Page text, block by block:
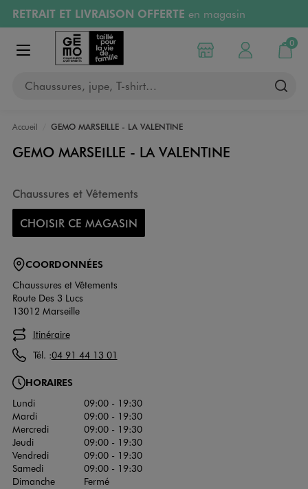
Aller au contenu principal
Aller à la navigation
RETRAIT ET LIVRAISON OFFERTE en magasin
Retours OFFERTSpendant 30 jours
PAYEZ EN 3x SANS FRAIS
RÉSERVATION GRATUITE
Afficher le menu
Chaussures, jupe, T-shirt…
Choisir mon magasin
Mon compte
0
Mon
Accueil GEMO MARSEILLE - LA VALENTINE
GEMO MARSEILLE - LA VALENTINE
Chaussures et Vêtements
CHOISIR CE MAGASIN
COORDONNÉES
Chaussures et Vêtements
Route Des 3 Lucs
13012 Marseille
Itinéraire
Tél. :04 91 44 13 01
HORAIRES
Lundi
09:00 - 19:30
Mardi
09:00 - 19:30
Mercredi
09:00 - 19:30
Jeudi
09:00 - 19:30
Vendredi
09:00 - 19:30
Samedi
09:00 - 19:30
Dimanche
Fermé